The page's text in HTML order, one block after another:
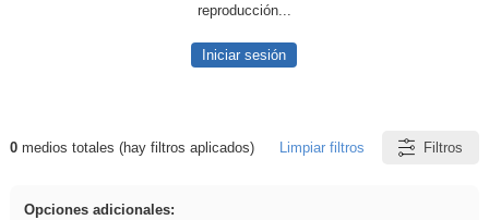
reproducción...
Iniciar sesión
Resultados de: ritmo
0medios totales (hay filtros aplicados) Limpiar filtros Filtros
Opciones adicionales: